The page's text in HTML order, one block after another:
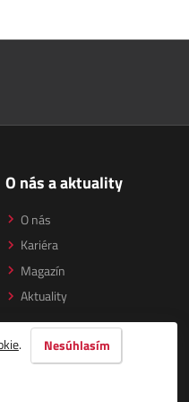
O nás a aktuality
O nás
Kariéra
Magazín
Aktuality
. Nesúhlasím